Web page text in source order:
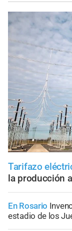
Tarifazo
la producción
En Rosario
estadio de los